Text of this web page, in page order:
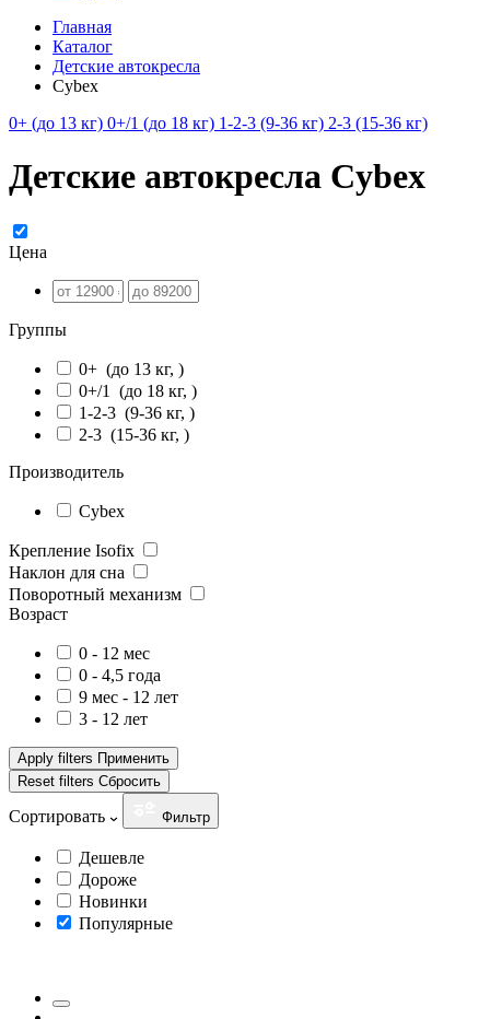
Главная
Каталог
Детские автокресла
Cybex
0+ (до 13 кг) 0+/1 (до 18 кг) 1-2-3 (9-36 кг) 2-3 (15-36 кг)
Детские автокресла Cybex
Цена
Группы
0+ (до 13 кг, )
0+/1
(до 18 кг, )
1-2-3 (9-36 кг, )
2-3 (15-36 кг, )
Производитель
Cybex
Крепление Isofix
Наклон для сна
Поворотный механизм
Возраст
0 - 12 мес
0 - 4,5 года
9 мес - 12 лет
3 - 12 лет
Apply filters Применить
Reset filters Сбросить
Сортировать Фильтр
Дешевле
Дороже
Новинки
Популярные